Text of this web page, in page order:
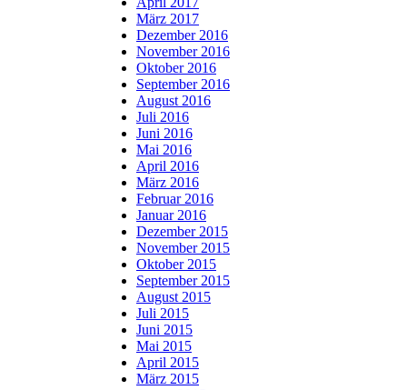
März 2017
Dezember 2016
November 2016
Oktober 2016
September 2016
August 2016
Juli 2016
Juni 2016
Mai 2016
April 2016
März 2016
Februar 2016
Januar 2016
Dezember 2015
November 2015
Oktober 2015
September 2015
August 2015
Juli 2015
Juni 2015
Mai 2015
April 2015
März 2015